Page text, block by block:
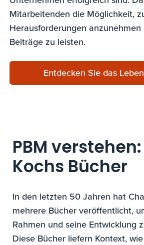
Mitarbeitenden die Möglichkeit,
Herausforderungen
Beiträge zu leisten.
Entdecken Sie das
PBM
Kochs Bücher
In den letzten 50 Jahren hat
mehrere Bücher veröffentlicht,
Rahmen und seine Entwicklung
Diese Bücher liefern Kontext,